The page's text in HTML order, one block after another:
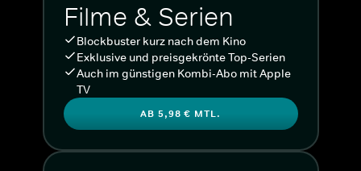
Filme & Serien
Blockbuster kurz nach dem Kino
Exklusive und preisgekrönte Top-Serien
Auch im günstigen Kombi-Abo mit Apple
TV
AB 5,98 € MTL.